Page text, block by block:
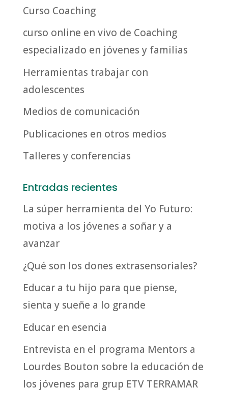
Curso Coaching
curso online en vivo de Coaching
especializado en jóvenes y familias
Herramientas trabajar con
adolescentes
Medios de comunicación
Publicaciones en otros medios
Talleres y conferencias
Entradas recientes
La súper herramienta del Yo Futuro:
motiva a los jóvenes a soñar y a
avanzar
¿Qué son los dones extrasensoriales?
Educar a tu hijo para que piense,
sienta y sueñe a lo grande
Educar en esencia
Entrevista en el programa Mentors a
Lourdes Bouton sobre la educación de
los jóvenes para grup ETV TERRAMAR